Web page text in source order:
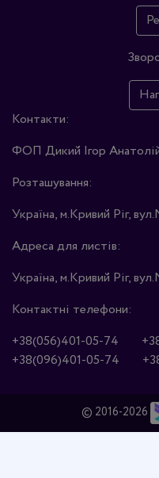
Контакти:
ФОП Дикий Ігор
Розташування:
Україна, м.Кривий Ріг,
Адреса для листів:
Україна, м.Кривий Ріг,
Контактні телефони:
+38(056)401-05-74
+38(096)401-05-74
© 2016-2026